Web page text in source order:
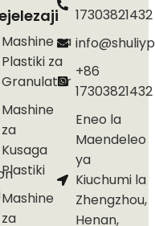
Mashine za
Plastiki za
Granulator
Mashine
za
Kusaga
Plastiki
Mashine
za
17303821432
+86
17303821432
Eneo la
Maendeleo
ya
Kiuchumi la
Zhengzhou,
Henan,